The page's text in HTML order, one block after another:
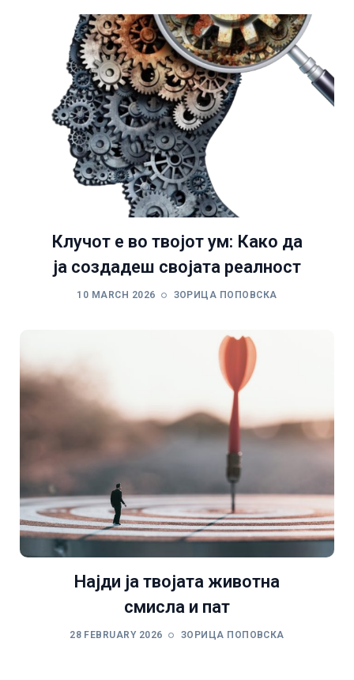
Клучот е во твојот ум: Како да
ја создадеш својата реалност
10 MARCH 2026 ЗОРИЦА ПОПОВСКА
Најди ја твојата животна
смисла и пат
28 FEBRUARY 2026 ЗОРИЦА ПОПОВСКА